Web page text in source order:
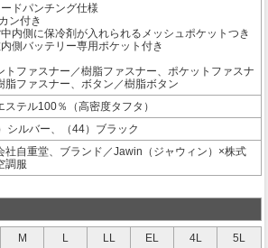
ドパンチング仕様
ン付き
内側に保冷剤が入れられるメッシュポケットつき
側バッテリー専用ポケット付き
トファスナー／樹脂ファスナー、ポケットファスナ
脂ファスナー、ボタン／樹脂ボタン
ステル100％（高密度タフタ）
シルバー、（44）ブラック
社自重堂、ブランド／Jawin（ジャウィン）×株式
調服
M L LL EL 4L
5L